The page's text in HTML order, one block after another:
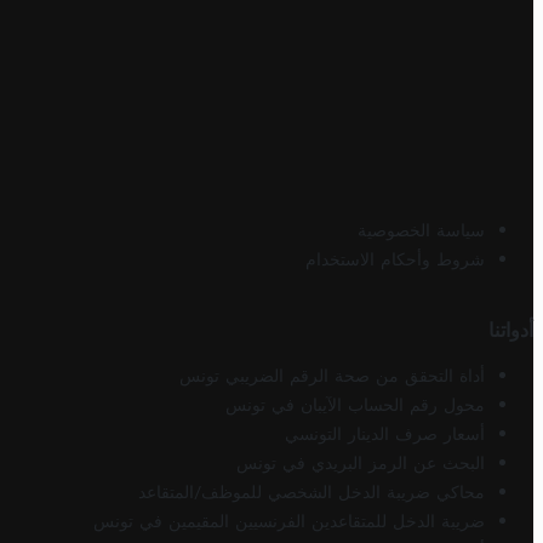
سياسة الخصوصية
شروط وأحكام الاستخدام
أدواتنا
أداة التحقق من صحة الرقم الضريبي تونس
محول رقم الحساب الآيبان في تونس
أسعار صرف الدينار التونسي
البحث عن الرمز البريدي في تونس
محاكي ضريبة الدخل الشخصي للموظف/المتقاعد
ضريبة الدخل للمتقاعدين الفرنسيين المقيمين في تونس